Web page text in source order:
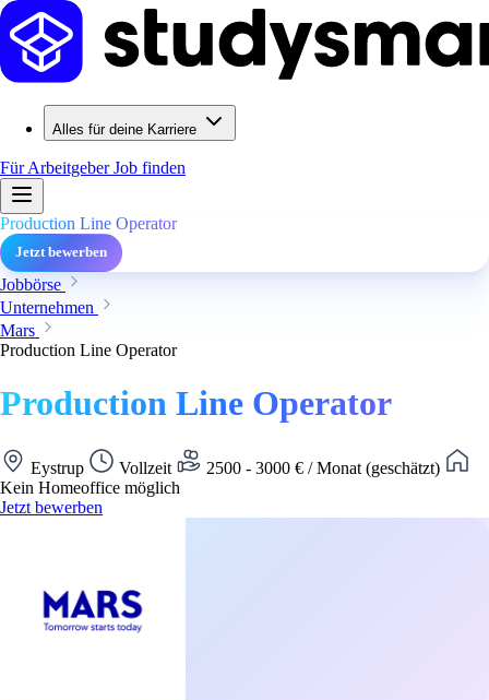
Alles für deine Karriere
Für ArbeitgeberJob finden
Production Line Operator
Jetzt bewerben
Jobbörse
Unternehmen
Mars
Production Line Operator
Production Line Operator
Eystrup Vollzeit
2500 - 3000 € / Monat (geschätzt)
Kein Homeoffice möglich
Jetzt bewerben